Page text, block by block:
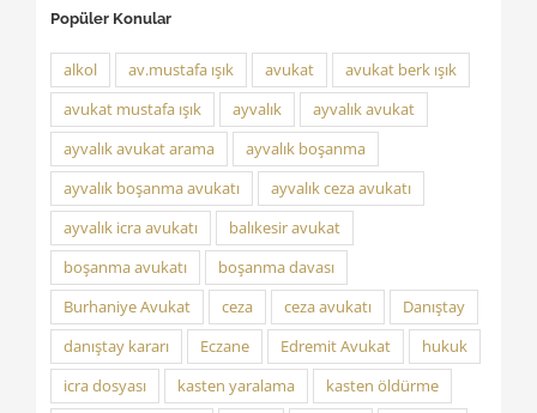
Popüler Konular
alkol av.mustafa ışık avukat
avukat berk ışık
avukat mustafa ışık
ayvalık
ayvalık avukat
ayvalık avukat arama
ayvalık boşanma
ayvalık boşanma avukatı
ayvalık ceza avukatı
ayvalık icra avukatı
balıkesir avukat
boşanma avukatı
boşanma davası
Burhaniye Avukat
ceza ceza avukatı
Danıştay
danıştay kararı
Eczane Edremit Avukat
hukuk
icra dosyası
kasten yaralama
kasten öldürme